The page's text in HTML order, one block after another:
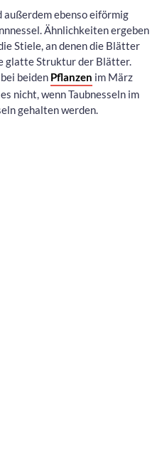
außerdem ebenso eiförmig
Ähnlichkeiten ergeben
Stiele, an denen die Blätter
glatte Struktur der Blätter.
beiden Pflanzen im März
nicht, wenn Taubnesseln im
gehalten werden.